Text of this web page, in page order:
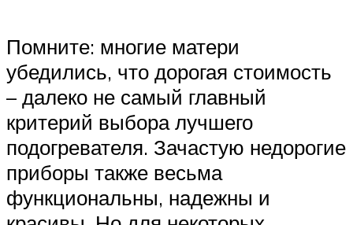
Помните: многие матери
убедились, что дорогая стоимость
– далеко не самый главный
критерий выбора лучшего
подогревателя. Зачастую недорогие
приборы также весьма
функциональны, надежны и